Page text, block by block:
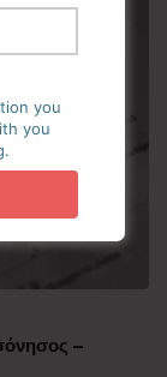
–
you
you